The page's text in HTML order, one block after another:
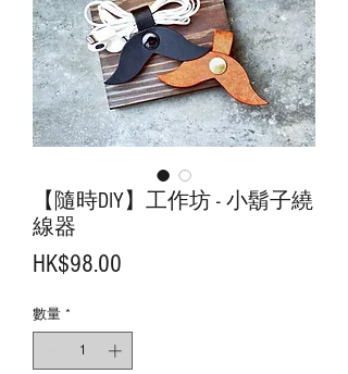
【隨時DIY】工作坊 - 小鬍子繞
線器
HK$98.00
數量 *